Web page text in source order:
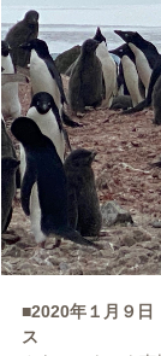
■2020年１月９
ス